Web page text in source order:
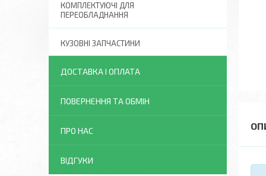
КОМПЛЕКТУЮЧІ ДЛЯ
ПЕРЕОБЛАДНАННЯ
КУЗОВНІ ЗАПЧАСТИНИ
ДОСТАВКА І ОПЛАТА
ПОВЕРНЕННЯ ТА ОБМІН
ПРО НАС
ВІДГУКИ